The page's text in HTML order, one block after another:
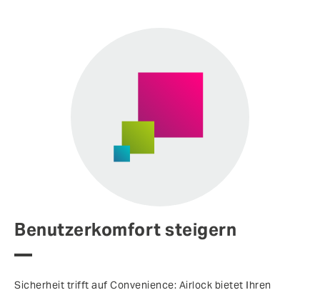
Benutzerkomfort steigern
Sicherheit trifft auf Convenience: Airlock bietet Ihren